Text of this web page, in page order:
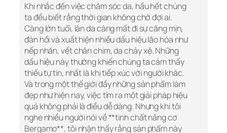
Khi nhắc đến việc chăm sóc da, hầu hết chúng
ta đều biết rằng thời gian không chờ đợi ai.
Càng lớn tuổi, làn da càng mất đi sự căng mịn,
đàn hồi và xuất hiện nhiều dấu hiệu lão hóa như
nếp nhăn, vết chân chim, da chảy xệ. Những
dấu hiệu này thường khiến chúng ta cảm thấy
thiếu tự tin, nhất là khi tiếp xúc với người khác.
Và trong một thế giới đầy những sản phẩm làm
đẹp như hiện nay, việc tìm ra một giải pháp hiệu
quả không phải là điều dễ dàng. Nhưng khi tôi
nghe nhiều người nói về **tinh chất nâng cơ
Bergamo**, tôi nhận thấy rằng sản phẩm này